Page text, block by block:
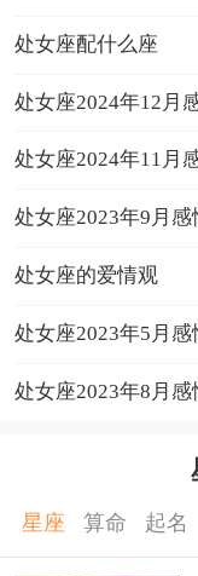
处女座配什么座
处女座2024年12月
处女座2024年11月
处女座2023年9月感
处女座的爱情观
处女座2023年5月
运程详解
处女座2023年8月感
星座 算命 起名